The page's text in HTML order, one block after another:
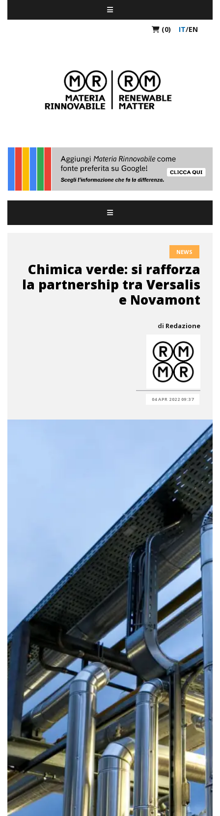
(0) IT/EN
NEWS
Chimica verde: si rafforza
la partnership tra Versalis
e Novamont
di Redazione
04 APR 2022 09:37